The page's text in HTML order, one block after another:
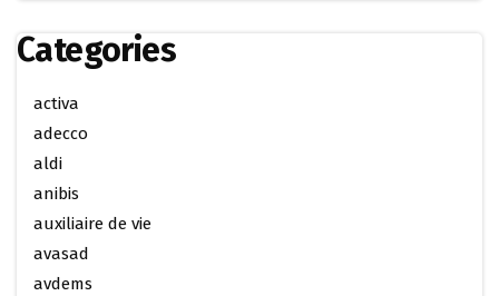
Categories
activa
adecco
aldi
anibis
auxiliaire de vie
avasad
avdems